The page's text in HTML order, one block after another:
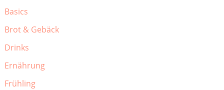
Basics
Brot & Gebäck
Drinks
Ernährung
Frühling